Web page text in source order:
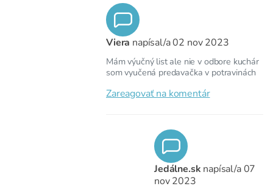
Viera napísal/a02 nov 2023
Mám výučný list ale nie v odbore kuchár
som vyučená predavačka v potravinách
Zareagovať na komentár
Jedálne.sk napísal/a07
nov 2023